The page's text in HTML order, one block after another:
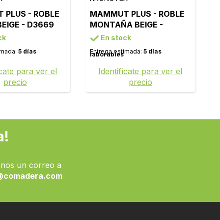
PLUS - ROBLE
- D3669
5 días
para ver el
precio
MAMMUT PLUS - ROBLE
MONTAÑA BEIGE -
D4728
En stock
Entrega estimada:5 días
laborables
Identifícate para ver el
precio
un correo a